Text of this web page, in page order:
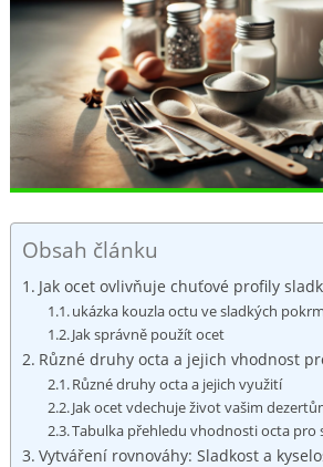
Obsah článku
Jak ocet‍ ovlivňuje chuťové profily
ukázka kouzla octu ve sladkých
Jak správně použít ocet
Různé ​druhy octa a jejich vhodnost
Různé druhy ⁢octa a jejich využití
Jak ocet vdechuje život vašim
Tabulka přehledu vhodnosti octa ‍pro
Vytváření ​rovnováhy:⁤ Sladkost⁢ a